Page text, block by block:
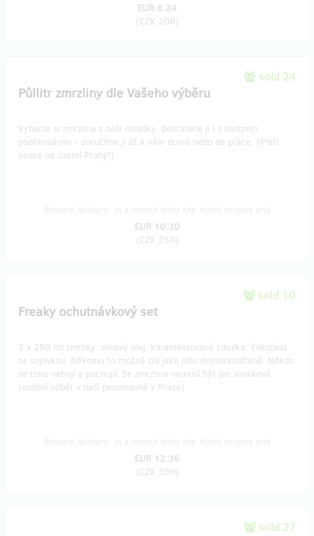
EUR 8.24
(CZK 200)
sold 24
Půllitr zmrzliny dle Vašeho výběru
Vyberte si zmrzlinu z naší nabídky. Dostanete ji i s osobním
poděkováním - doručíme ji až k vám domů nebo do práce. (Platí
pouze na území Prahy!)
EUR 10.30
(CZK 250)
sold 10
Freaky ochutnávkový set
3 x 250 ml zmrzky: olivový olej, karamelizovaná cibulka, čokoláda
se sojovkou. Někomu to možná zní jako jídlo mimozemšťanů. Někdo
se toho nebojí a pochopí, že zmrzlina nemusí být jen vanilková.
(osobní odběr v naší provozovně v Praze)
EUR 12.36
(CZK 300)
sold 27